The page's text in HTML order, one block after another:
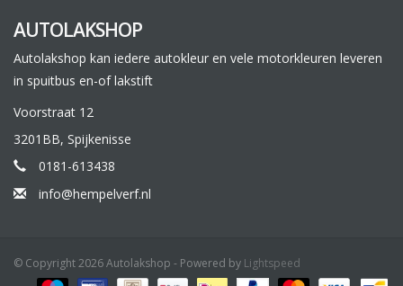
AUTOLAKSHOP
Autolakshop kan iedere autokleur en vele motorkleuren leveren
in spuitbus en-of lakstift
Voorstraat 12
3201BB, Spijkenisse
0181-613438
info@hempelverf.nl
© Copyright 2026 Autolakshop - Powered by Lightspeed